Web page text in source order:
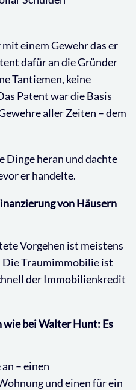
einem Gewehr das er
dafür an die Gründer
Tantiemen, keine
Patent war die Basis
aller Zeiten – dem
Dinge heran und dachte
er handelte.
von Häusern
Vorgehen ist meistens
Traumimmobilie ist
der Immobilienkredit
bei Walter Hunt: Es
– einen
und einen für ein